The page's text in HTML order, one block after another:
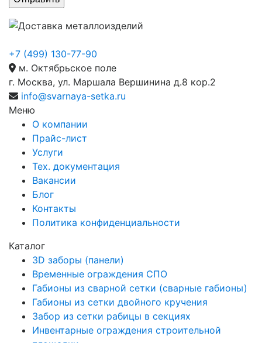
+7 (499) 130-77-90
м. Октябрьское поле
г. Москва, ул. Маршала Вершинина д.8 кор.2
info@svarnaya-setka.ru
Меню
О компании
Прайс-лист
Услуги
Тех. документация
Вакансии
Блог
Контакты
Политика конфиденциальности
Каталог
3D заборы (панели)
Временные ограждения СПО
Габионы из сварной сетки (сварные габионы)
Габионы из сетки двойного кручения
Забор из сетки рабицы в секциях
Инвентарные ограждения строительной